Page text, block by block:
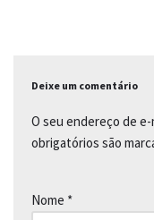
Deixe um comentário
O seu endereço de
obrigatórios são
Nome *